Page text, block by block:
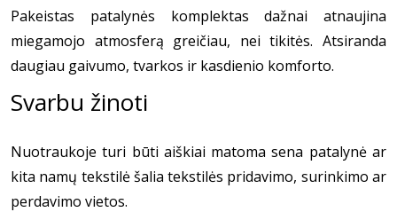
Pakeistas patalynės komplektas dažnai atnaujina
miegamojo atmosferą greičiau, nei tikitės. Atsiranda
daugiau gaivumo, tvarkos ir kasdienio komforto.
Svarbu žinoti
Nuotraukoje turi būti aiškiai matoma sena patalynė ar
kita namų tekstilė šalia tekstilės pridavimo, surinkimo ar
perdavimo vietos.